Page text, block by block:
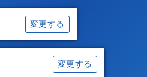
変更する
変更する